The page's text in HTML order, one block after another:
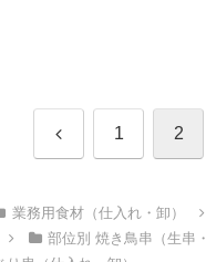
前 1 2
業務用食材（仕入れ・卸）
部位別 焼き鳥串（生串